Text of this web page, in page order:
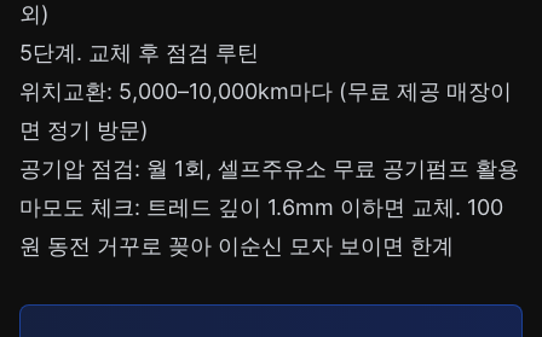
외)
5단계. 교체 후 점검 루틴
위치교환: 5,000–10,000km마다 (무료 제공 매장이
면 정기 방문)
공기압 점검: 월 1회, 셀프주유소 무료 공기펌프 활용
마모도 체크: 트레드 깊이 1.6mm 이하면 교체. 100
원 동전 거꾸로 꽂아 이순신 모자 보이면 한계